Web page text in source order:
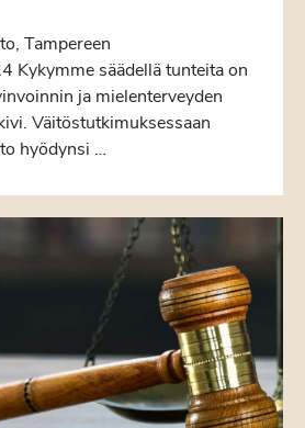
Tampereen
Kykymme säädellä tunteita on
ja mielenterveyden
Väitöstutkimuksessaan
hyödynsi …